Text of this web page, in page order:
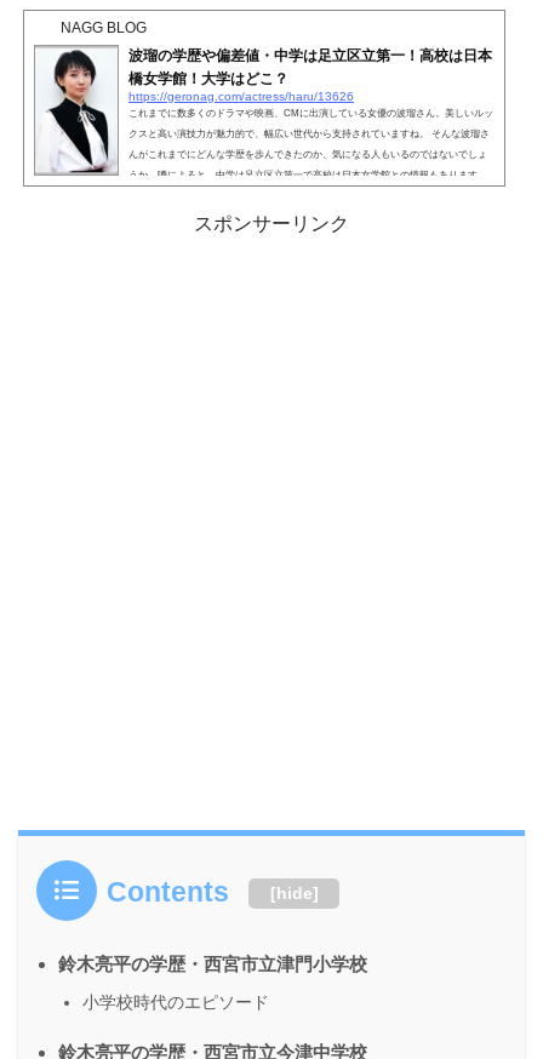
NAGG BLOG
波瑠の学歴や偏差値・中学は足立区立第一！高校は日本
橋女学館！大学はどこ？
https://geronag.com/actress/haru/13626
これまでに数多くのドラマや映画、CMに出演している女優の波瑠さん。美しいルッ
クスと高い演技力が魅力的で、幅広い世代から支持されていますね。 そんな波瑠さ
んがこれまでにどんな学歴を歩んできたのか、気になる人もいるのではないでしょ
うか。噂によると、中学は足立区立第一で高校は日本女学館との情報もあります。
す。波瑠の学歴・足立区立千寿第八小学校波瑠さんの出身小学校は、足立区立千寿
第八小学校です。1998年4月に入学し、2004年3月に...
スポンサーリンク
Contents [hide]
鈴木亮平の学歴・西宮市立津門小学校
小学校時代のエピソード
鈴木亮平の学歴・西宮市立今津中学校